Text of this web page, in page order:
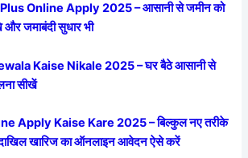
Online Apply 2025 – आसानी से जमीन को
जमाबंदी सुधार भी
Kaise Nikale 2025 – घर बैठे आसानी से
सीखें
Apply Kaise Kare 2025 – बिल्कुल नए तरीके
खारिज का ऑनलाइन आवेदन ऐसे करें